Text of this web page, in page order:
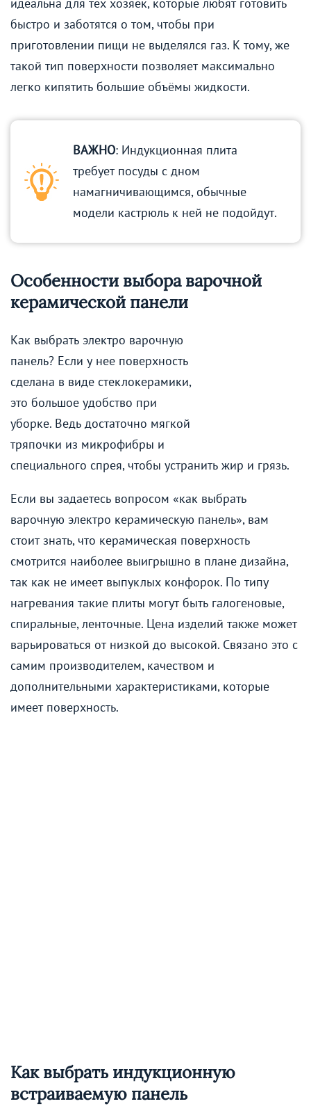
идеальна для тех хозяек, которые любят готовить
быстро и заботятся о том, чтобы при
приготовлении пищи не выделялся газ. К тому, же
такой тип поверхности позволяет максимально
легко кипятить большие объёмы жидкости.
ВАЖНО: Индукционная плита
требует посуды с дном
намагничивающимся, обычные
модели кастрюль к ней не подойдут.
Особенности выбора варочной
керамической панели
Как выбрать электро варочную
панель? Если у нее поверхность
сделана в виде стеклокерамики,
это большое удобство при
уборке. Ведь достаточно мягкой
тряпочки из микрофибры и
специального спрея, чтобы устранить жир и грязь.
Если вы задаетесь вопросом «как выбрать
варочную электро керамическую панель», вам
стоит знать, что керамическая поверхность
смотрится наиболее выигрышно в плане дизайна,
так как не имеет выпуклых конфорок. По типу
нагревания такие плиты могут быть галогеновые,
спиральные, ленточные. Цена изделий также может
варьироваться от низкой до высокой. Связано это с
самим производителем, качеством и
дополнительными характеристиками, которые
имеет поверхность.
Как выбрать индукционную
встраиваемую панель